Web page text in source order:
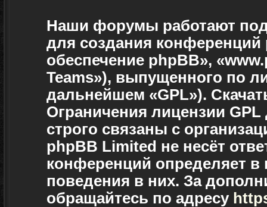
Наши форумы работают под
для создания
обеспечение phpBB»,
Teams»), выпущенного по
дальнейшем «GPL»).
Ограничения лицензии
строго связаны с
phpBB Limited не несёт
конференций определяет в
поведения в них. За
обращайтесь по адресу